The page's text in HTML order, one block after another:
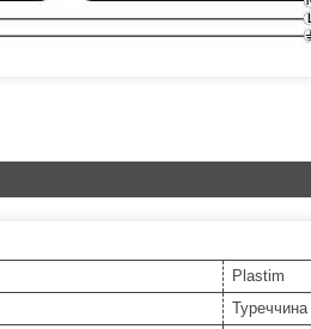
Plastim
Туреччина